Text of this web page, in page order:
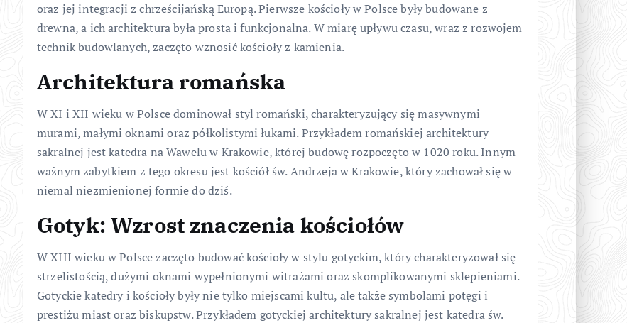
oraz jej integracji z chrześcijańską Europą. Pierwsze kościoły w Polsce były budowane z
drewna, a ich architektura była prosta i funkcjonalna. W miarę upływu czasu, wraz z rozwojem
technik budowlanych, zaczęto wznosić kościoły z kamienia.
Architektura romańska
W XI i XII wieku w Polsce dominował styl romański, charakteryzujący się masywnymi
murami, małymi oknami oraz półkolistymi łukami. Przykładem romańskiej architektury
sakralnej jest katedra na Wawelu w Krakowie, której budowę rozpoczęto w 1020 roku. Innym
ważnym zabytkiem z tego okresu jest kościół św. Andrzeja w Krakowie, który zachował się w
niemal niezmienionej formie do dziś.
Gotyk: Wzrost znaczenia kościołów
W XIII wieku w Polsce zaczęto budować kościoły w stylu gotyckim, który charakteryzował się
strzelistością, dużymi oknami wypełnionymi witrażami oraz skomplikowanymi sklepieniami.
Gotyckie katedry i kościoły były nie tylko miejscami kultu, ale także symbolami potęgi i
prestiżu miast oraz biskupstw. Przykładem gotyckiej architektury sakralnej jest katedra św.